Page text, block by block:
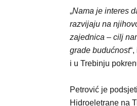
„Nama je interes
razvijaju na
zajednica – cilj
grade budućnost
i u Trebinju
Petrović je
Hidroeletrane na